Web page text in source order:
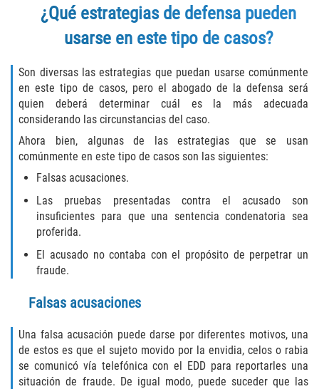
Invasión Agravada de Propiedad
Ajena
Invasión de Propiedad Ajena
Vandalismo
DUI
Audiencia Administrativa del DMV
Conducción Imprudente con
Presencia de Alcohol
Conducción Imprudente sin Presencia
Cuarta Ofensa de DUI
DUI Causando Lesiones
DUI con Pasajeros Menores de 14
Años
¿Qué estrategias de defensa pueden
usarse en este tipo de casos?
Son diversas las estrategias que puedan usarse comúnmente
en este tipo de casos, pero el abogado de la defensa será
quien deberá determinar cuál es la más adecuada
considerando las circunstancias del caso.
Ahora bien, algunas de las estrategias que se usan
comúnmente en este tipo de casos son las siguientes:
Falsas acusaciones.
Las pruebas presentadas contra el acusado son
insuficientes para que una sentencia condenatoria sea
proferida.
El acusado no contaba con el propósito de perpetrar un
fraude.
Falsas acusaciones
Una falsa acusación puede darse por diferentes motivos, una
de estos es que el sujeto movido por la envidia, celos o rabia
se comunicó vía telefónica con el EDD para reportarles una
situación de fraude. De igual modo, puede suceder que las